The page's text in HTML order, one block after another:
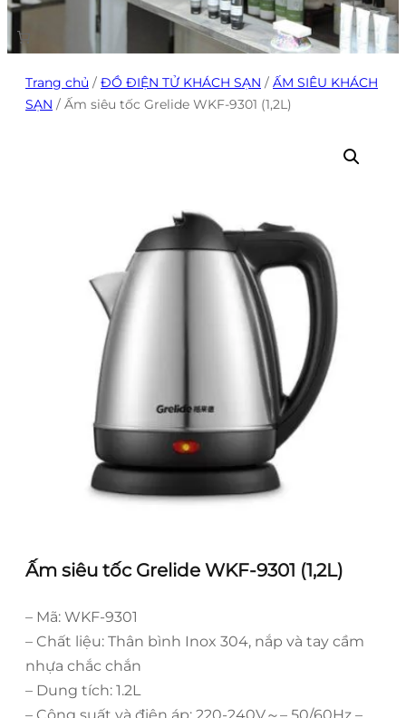
Trang chủ / ĐỒ ĐIỆN TỬ KHÁCH SẠN / ẤM SIÊU KHÁCH
SẠN / Ấm siêu tốc Grelide WKF-9301 (1,2L)
Ấm siêu tốc Grelide WKF-9301 (1,2L)
– Mã: WKF-9301
– Chất liệu: Thân bình Inox 304, nắp và tay cầm
nhựa chắc chắn
– Dung tích: 1.2L